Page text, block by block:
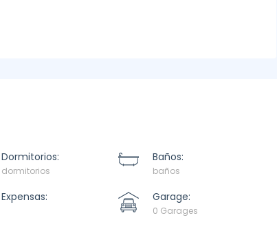
Dormitorios:
dormitorios
Baños:
baños
Expensas: Garage:
0 Garages